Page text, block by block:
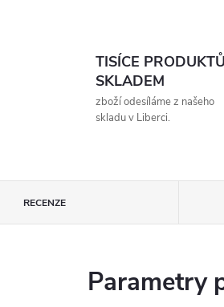
TISÍCE
SKLADEM
zboží odesíláme z našeho
skladu v Liberci.
RECENZE
Parametry